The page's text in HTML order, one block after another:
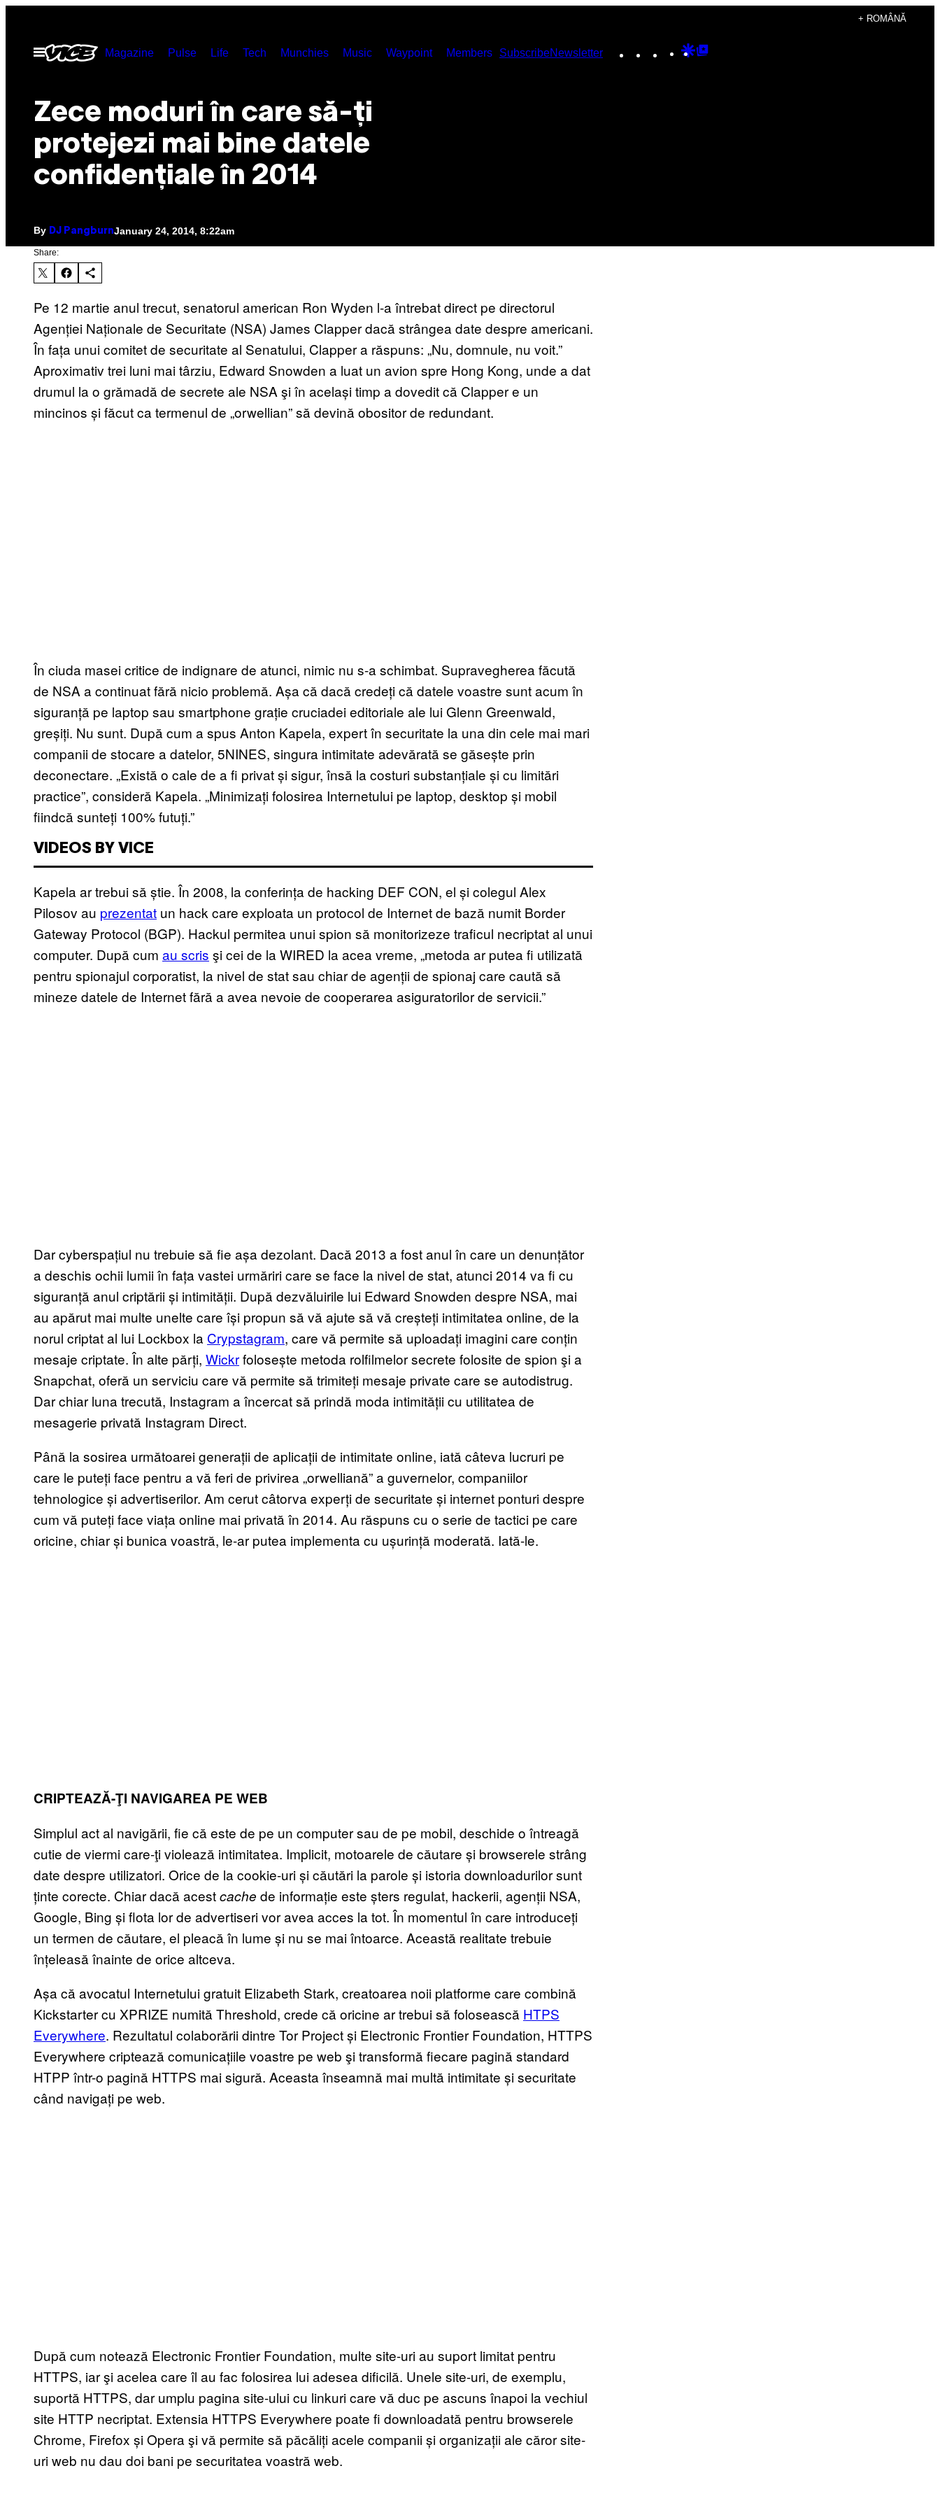
content
+ ROMÂNĂ
Open
Menu
Magazine Pulse Life Tech Munchies Music Waypoint Members SubscribeNewsletter Instagram
TikTokYouTube
Google
Zece moduri în care să-ţi
protejezi mai bine datele
confidenţiale în 2014
By DJ PangburnJanuary 24, 2014, 8:22am
Share:
Pe 12 martie anul trecut, senatorul american Ron Wyden l-a întrebat direct pe directorul
Agenției Naționale de Securitate (NSA) James Clapper dacă strângea date despre americani.
În fața unui comitet de securitate al Senatului, Clapper a răspuns: „Nu, domnule, nu voit.”
Aproximativ trei luni mai târziu, Edward Snowden a luat un avion spre Hong Kong, unde a dat
drumul la o grămadă de secrete ale NSA şi în același timp a dovedit că Clapper e un
mincinos și făcut ca termenul de „orwellian” să devină obositor de redundant.
În ciuda masei critice de indignare de atunci, nimic nu s-a schimbat. Supravegherea făcută
de NSA a continuat fără nicio problemă. Așa că dacă credeți că datele voastre sunt acum în
siguranță pe laptop sau smartphone grație cruciadei editoriale ale lui Glenn Greenwald,
greșiți. Nu sunt. După cum a spus Anton Kapela, expert în securitate la una din cele mai mari
companii de stocare a datelor, 5NINES, singura intimitate adevărată se găsește prin
deconectare. „Există o cale de a fi privat și sigur, însă la costuri substanțiale și cu limitări
practice”, consideră Kapela. „Minimizați folosirea Internetului pe laptop, desktop și mobil
fiindcă sunteți 100% futuți.”
VIDEOS BY VICE
Kapela ar trebui să știe. În 2008, la conferința de hacking DEF CON, el și colegul Alex
Pilosov au prezentat un hack care exploata un protocol de Internet de bază numit Border
Gateway Protocol (BGP). Hackul permitea unui spion să monitorizeze traficul necriptat al unui
computer. După cum au scris şi cei de la WIRED la acea vreme, „metoda ar putea fi utilizată
pentru spionajul corporatist, la nivel de stat sau chiar de agenții de spionaj care caută să
mineze datele de Internet fără a avea nevoie de cooperarea asiguratorilor de servicii.”
Dar cyberspațiul nu trebuie să fie așa dezolant. Dacă 2013 a fost anul în care un denunțător
a deschis ochii lumii în fața vastei urmăriri care se face la nivel de stat, atunci 2014 va fi cu
siguranță anul criptării și intimității. După dezvăluirile lui Edward Snowden despre NSA, mai
au apărut mai multe unelte care își propun să vă ajute să vă creșteți intimitatea online, de la
norul criptat al lui Lockbox la Crypstagram, care vă permite să uploadați imagini care conțin
mesaje criptate. În alte părți, Wickrfolosește metoda rolfilmelor secrete folosite de spion şi a
Snapchat, oferă un serviciu care vă permite să trimiteți mesaje private care se autodistrug.
Dar chiar luna trecută, Instagram a încercat să prindă moda intimității cu utilitatea de
mesagerie privată Instagram Direct.
Până la sosirea următoarei generații de aplicații de intimitate online, iată câteva lucruri pe
care le puteți face pentru a vă feri de privirea „orwelliană” a guvernelor, companiilor
tehnologice și advertiserilor. Am cerut câtorva experți de securitate și internet ponturi despre
cum vă puteți face viața online mai privată în 2014. Au răspuns cu o serie de tactici pe care
oricine, chiar și bunica voastră, le-ar putea implementa cu ușurință moderată. Iată-le.
CRIPTEAZĂ-ŢI NAVIGAREA PE WEB
Simplul act al navigării, fie că este de pe un computer sau de pe mobil, deschide o întreagă
cutie de viermi care-ţi violează intimitatea. Implicit, motoarele de căutare și browserele strâng
date despre utilizatori. Orice de la cookie-uri și căutări la parole și istoria downloadurilor sunt
ținte corecte. Chiar dacă acestcache de informație este șters regulat, hackerii, agenții NSA,
Google, Bing și flota lor de advertiseri vor avea acces la tot. În momentul în care introduceți
un termen de căutare, el pleacă în lume și nu se mai întoarce. Această realitate trebuie
înțeleasă înainte de orice altceva.
Așa că avocatul Internetului gratuit Elizabeth Stark, creatoarea noii platforme care combină
Kickstarter cu XPRIZE numită Threshold, crede că oricine ar trebui să folosească HTPS
Everywhere. Rezultatul colaborării dintre Tor Project și Electronic Frontier Foundation, HTTPS
Everywhere criptează comunicațiile voastre pe web şi transformă fiecare pagină standard
HTPP într-o pagină HTTPS mai sigură. Aceasta înseamnă mai multă intimitate și securitate
când navigați pe web.
După cum notează Electronic Frontier Foundation, multe site-uri au suport limitat pentru
HTTPS, iar şi acelea care îl au fac folosirea lui adesea dificilă. Unele site-uri, de exemplu,
suportă HTTPS, dar umplu pagina site-ului cu linkuri care vă duc pe ascuns înapoi la vechiul
site HTTP necriptat. Extensia HTTPS Everywhere poate fi downloadată pentru browserele
Chrome, Firefox și Opera şi vă permite să păcăliți acele companii și organizații ale căror site-
uri web nu dau doi bani pe securitatea voastră web.